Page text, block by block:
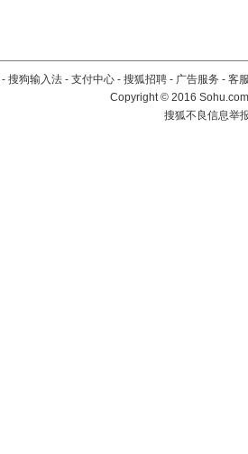
- 搜狗输入法 - 支付中心 - 搜狐招聘 - 广告服务 - 客
Copyright©2016
搜狐不良信息举